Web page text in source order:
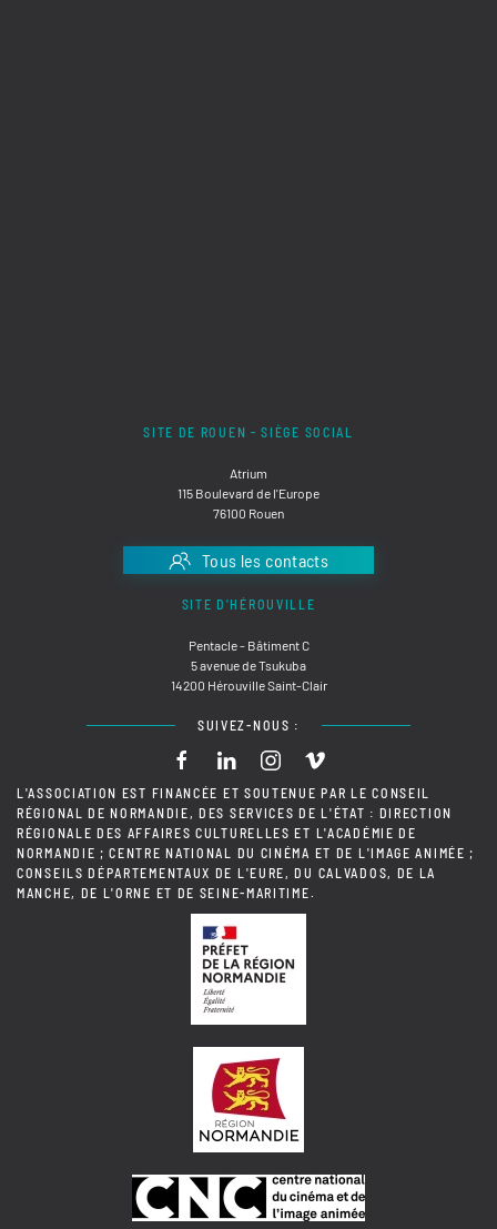
SITE DE ROUEN - SIÈGE SOCIAL
Atrium
115 Boulevard de l'Europe
76100 Rouen
Tous les contacts
SITE D'HÉROUVILLE
Pentacle - Bâtiment C
5 avenue de Tsukuba
14200 Hérouville Saint-Clair
SUIVEZ-NOUS :
L'ASSOCIATION EST FINANCÉE ET SOUTENUE PAR LE CONSEIL
RÉGIONAL DE NORMANDIE, DES SERVICES DE L'ÉTAT : DIRECTION
RÉGIONALE DES AFFAIRES CULTURELLES ET L'ACADÉMIE DE
NORMANDIE ; CENTRE NATIONAL DU CINÉMA ET DE L'IMAGE ANIMÉE ;
CONSEILS DÉPARTEMENTAUX DE L'EURE, DU CALVADOS, DE LA
MANCHE, DE L'ORNE ET DE SEINE-MARITIME.